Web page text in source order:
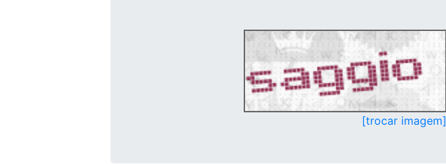
[trocar imagem]